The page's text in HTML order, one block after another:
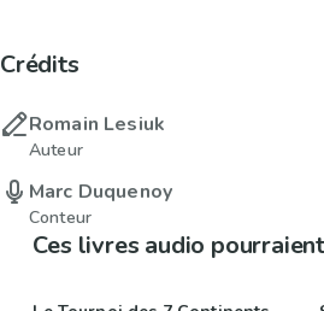
Crédits
Romain Lesiuk
Auteur
Marc Duquenoy
Conteur
Ces livres audio